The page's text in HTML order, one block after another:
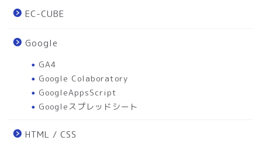
EC-CUBE
Google
GA4
Google Colaboratory
GoogleAppsScript
Googleスプレッドシート
HTML / CSS